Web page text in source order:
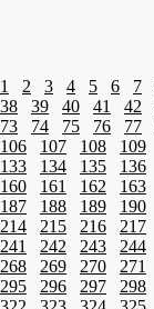
1 2 3 4 5 6 7
38
39 40 41 42
73
74 75 76 77
106
107 108 109
133
134 135 136
160
161 162 163
187
188 189 190
214
215 216 217
241
242 243 244
268
269 270 271
295
296 297 298